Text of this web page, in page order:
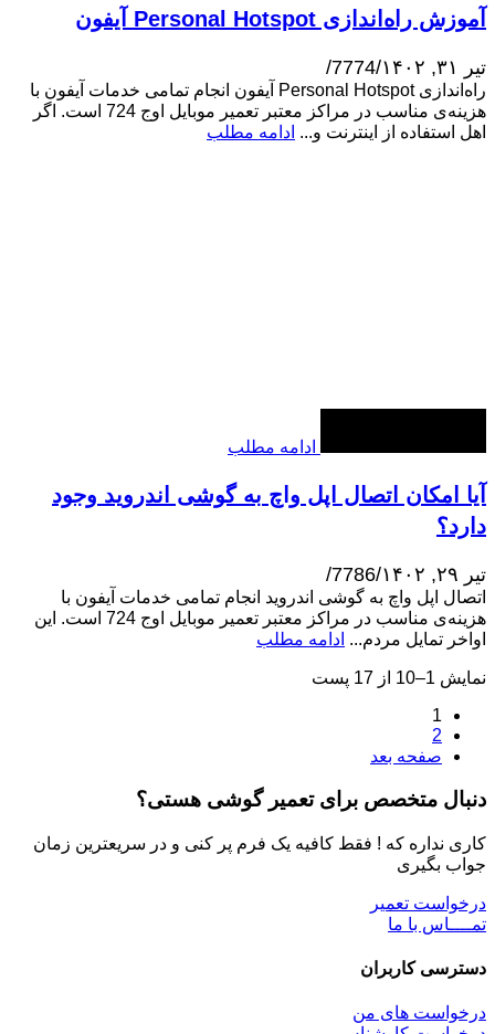
آموزش راه‌اندازی Personal Hotspot آیفون
تیر ۳۱, ۱۴۰۲ /
7774
/
راه‌اندازی Personal Hotspot آیفون انجام تمامی خدمات آیفون با
هزینه‌ی مناسب در مراکز معتبر تعمیر موبایل اوج 724 است. اگر
اهل استفاده از اینترنت و... ادامه مطلب
ادامه مطلب
آیا امکان اتصال اپل واچ به گوشی اندروید وجود
دارد؟
تیر ۲۹, ۱۴۰۲ /
7786
/
اتصال اپل واچ به گوشی اندروید انجام تمامی خدمات آیفون با
هزینه‌ی مناسب در مراکز معتبر تعمیر موبایل اوج 724 است. این
اواخر تمایل مردم... ادامه مطلب
نمایش 1–10 از 17 پست
1
2
صفحه بعد
دنبال متخصص برای تعمیر گوشی هستی؟
کاری نداره که ! فقط کافیه یک فرم پر کنی و در سریعترین زمان
جواب بگیری
درخواست تعمیر
تمــــاس با ما
دسترسی کاربران
درخواست های من